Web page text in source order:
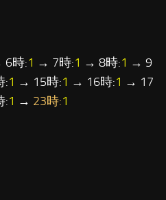
6時:1 → 7時:1 → 8時:1 → 9
:1 → 15時:1 → 16時:1 → 17
:1 → 23時:1